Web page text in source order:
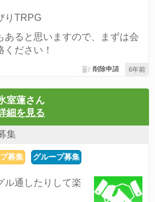
りTRPG
あると思いますので、まずは会
ださい！
6年前
削除申請
室蓮さん
細を見る
集
募集 グループ募集
ル通したりして楽